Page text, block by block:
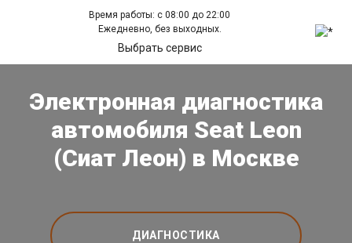
Время работы: с 08:00 до 22:00
Ежедневно, без выходных.
Выбрать сервис
Электронная диагностика
автомобиля Seat Leon
(Сиат Леон) в Москве
ДИАГНОСТИКА